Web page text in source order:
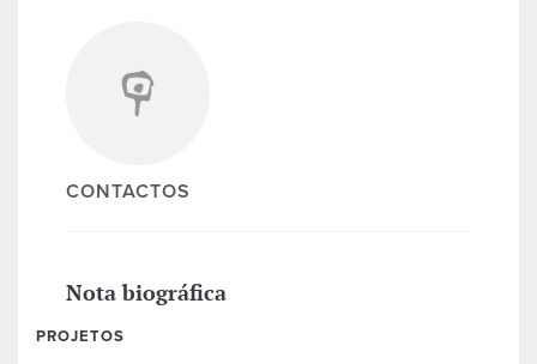
CONTACTOS
Nota biográfica
PROJETOS